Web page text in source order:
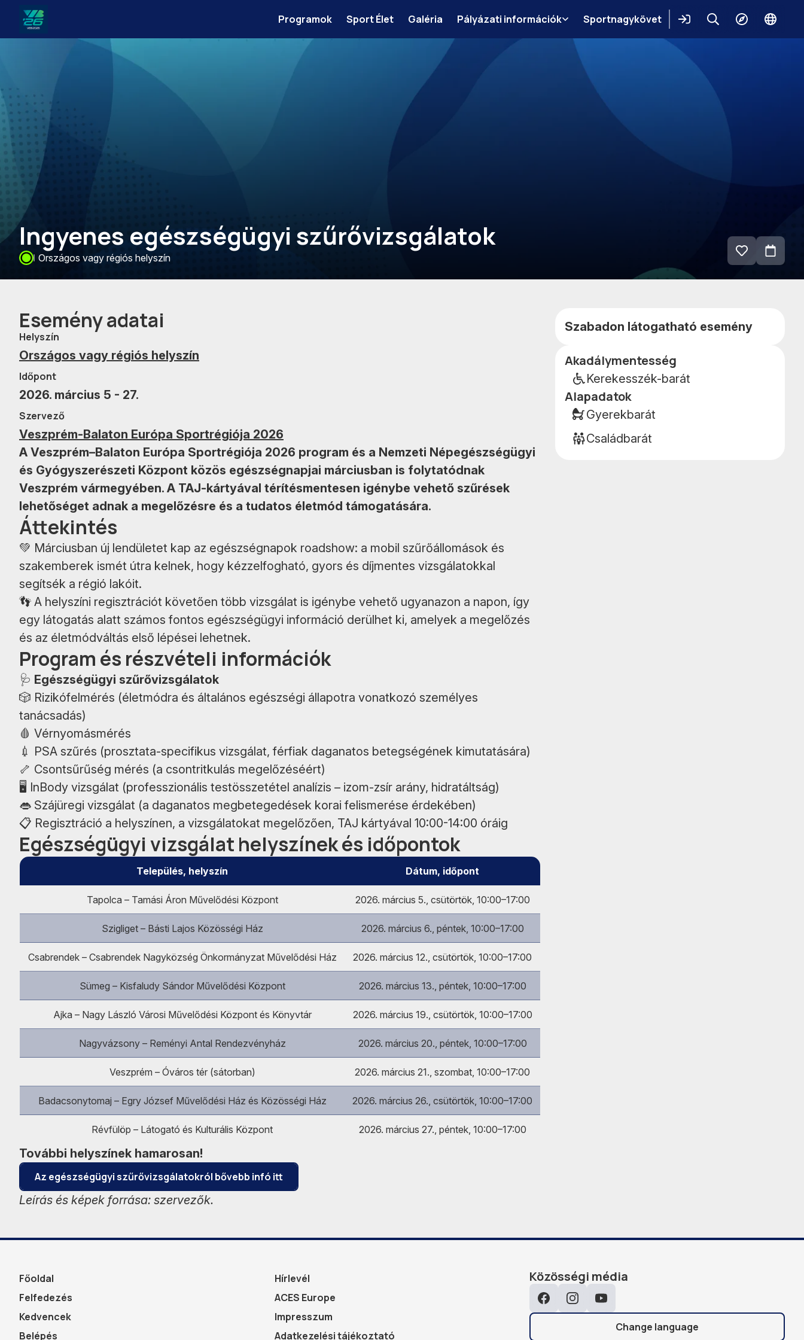
Veszprém-
2026
Programok Sport Élet Galéria Pályázati információk Sportnagykövet
BelépésKeresésFelfedezés
Change
Ingyenes egészségügyi szűrővizsgálatok
Országos vagy régiós helyszín
adom
Esemény adatai
Helyszín
Országos vagy régiós helyszín
Időpont
2026. március 5 - 27.
Szervező
Veszprém-Balaton Európa Sportrégiója 2026
A Veszprém–Balaton Európa Sportrégiója 2026 program és a Nemzeti Népegészségügyi
és Gyógyszerészeti Központ közös egészségnapjai márciusban is folytatódnak
Veszprém vármegyében. A TAJ-kártyával térítésmentesen igénybe vehető szűrések
lehetőséget adnak a megelőzésre és a tudatos életmód támogatására.
Áttekintés
💚 Márciusban új lendületet kap az egészségnapok roadshow: a mobil szűrőállomások és
szakemberek ismét útra kelnek, hogy kézzelfogható, gyors és díjmentes vizsgálatokkal
segítsék a régió lakóit.
👣 A helyszíni regisztrációt követően több vizsgálat is igénybe vehető ugyanazon a napon, így
egy látogatás alatt számos fontos egészségügyi információ derülhet ki, amelyek a megelőzés
és az életmódváltás első lépései lehetnek.
Program és részvételi információk
🩺 Egészségügyi szűrővizsgálatok
🎲 Rizikófelmérés (életmódra és általános egészségi állapotra vonatkozó személyes
tanácsadás)
🩸 Vérnyomásmérés
💉 PSA szűrés (prosztata-specifikus vizsgálat, férfiak daganatos betegségének kimutatására)
🦴 Csontsűrűség mérés (a csontritkulás megelőzéséért)
🖥 InBody vizsgálat (professzionális testösszetétel analízis – izom-zsír arány, hidratáltság)
👄 Szájüregi vizsgálat (a daganatos megbetegedések korai felismerése érdekében)
📋 Regisztráció a helyszínen, a vizsgálatokat megelőzően, TAJ kártyával 10:00-14:00 óráig
Egészségügyi vizsgálat helyszínek és időpontok
Település, helyszín Dátum, időpont
Tapolca – Tamási Áron Művelődési Központ 2026. március 5., csütörtök, 10:00–17:00
Szigliget – Básti Lajos Közösségi Ház 2026. március 6., péntek, 10:00–17:00
Csabrendek – Csabrendek Nagyközség Önkormányzat Művelődési Ház 2026. március 12., csütörtök, 10:00–17:00
Sümeg – Kisfaludy Sándor Művelődési Központ 2026. március 13., péntek, 10:00–17:00
Ajka – Nagy László Városi Művelődési Központ és Könyvtár 2026. március 19., csütörtök, 10:00–17:00
Nagyvázsony – Reményi Antal Rendezvényház 2026. március 20., péntek, 10:00–17:00
Veszprém – Óváros tér (sátorban) 2026. március 21., szombat, 10:00–17:00
Badacsonytomaj – Egry József Művelődési Ház és Közösségi Ház 2026. március 26., csütörtök, 10:00–17:00
Révfülöp – Látogató és Kulturális Központ 2026. március 27., péntek, 10:00–17:00
További helyszínek hamarosan!
Az egészségügyi szűrővizsgálatokról bővebb infó itt
Leírás és képek forrása: szervezők.
Szabadon látogatható esemény
Esemény
részletei
Akadálymentesség
Kerekesszék-barát
Alapadatok
Gyerekbarát
Családbarát
Főoldal
Felfedezés
Kedvencek
Belépés
Hírlevél
ACES Europe
Impresszum
Adatkezelési tájékoztató
Közösségi média
Change language